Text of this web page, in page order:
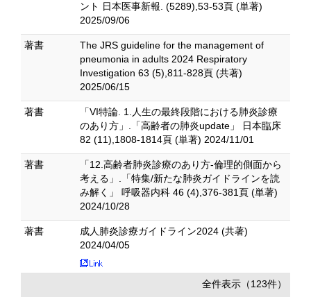
ント 日本医事新報. (5289),53-53頁 (単著)
2025/09/06
著書
The JRS guideline for the management of
pneumonia in adults 2024 Respiratory
Investigation 63 (5),811-828頁 (共著)
2025/06/15
著書
「VI特論. 1.人生の最終段階における肺炎診療
のあり方」.「高齢者の肺炎update」 日本臨床
82 (11),1808-1814頁 (単著) 2024/11/01
著書
「12.高齢者肺炎診療のあり方-倫理的側面から
考える」.「特集/新たな肺炎ガイドラインを読
み解く」 呼吸器内科 46 (4),376-381頁 (単著)
2024/10/28
著書
成人肺炎診療ガイドライン2024 (共著)
2024/04/05
全件表示（123件）